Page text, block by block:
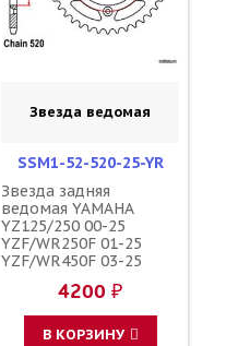
Звезда ведомая
SSM1-52-520-25-YR
Звезда задняя
ведомая YAMAHA
YZ125/250 00-25
YZF/WR250F 01-25
YZF/WR450F 03-25
зубов 52 / MRP JTR251
1-3592-52
4200 ₽
В КОРЗИНУ